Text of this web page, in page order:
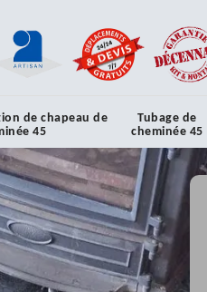
de chapeau de
45
Tubage de
cheminée 45